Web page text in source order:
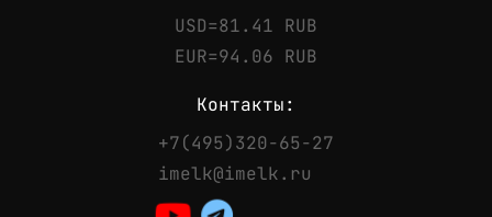
Контакты
+7(495)320-65-27
USD=81.41 RUB
EUR=94.06 RUB
Контакты:
+7(495)320-65-27
imelk@imelk.ru